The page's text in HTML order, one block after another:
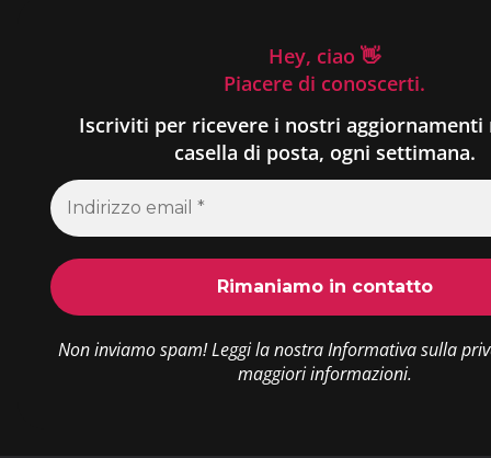
Hey, ciao 👋
Piacere di conoscerti.
Iscriviti per ricevere i nostri aggiornamenti
casella di posta, ogni settimana.
Non inviamo spam! Leggi la nostraInformativa sulla
maggiori informazioni.